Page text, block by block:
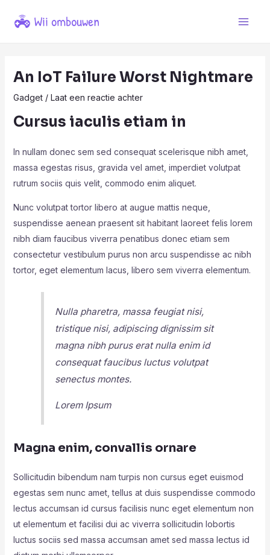
naar
An IoT Failure Worst Nightmare
Gadget/ Laat een reactie achter
Cursus iaculis etiam in
In nullam donec sem sed consequat scelerisque nibh amet,
massa egestas risus, gravida vel amet, imperdiet volutpat
rutrum sociis quis velit, commodo enim aliquet.
Nunc volutpat tortor libero at augue mattis neque,
suspendisse aenean praesent sit habitant laoreet felis lorem
nibh diam faucibus viverra penatibus donec etiam sem
consectetur vestibulum purus non arcu suspendisse ac nibh
tortor, eget elementum lacus, libero sem viverra elementum.
Nulla pharetra, massa feugiat nisi,
tristique nisi, adipiscing dignissim sit
magna nibh purus erat nulla enim id
consequat faucibus luctus volutpat
senectus montes.
Lorem Ipsum
Magna enim, convallis ornare
Sollicitudin bibendum nam turpis non cursus eget euismod
egestas sem nunc amet, tellus at duis suspendisse commodo
lectus accumsan id cursus facilisis nunc eget elementum non
ut elementum et facilisi dui ac viverra sollicitudin lobortis
luctus sociis sed massa accumsan amet sed massa lectus id